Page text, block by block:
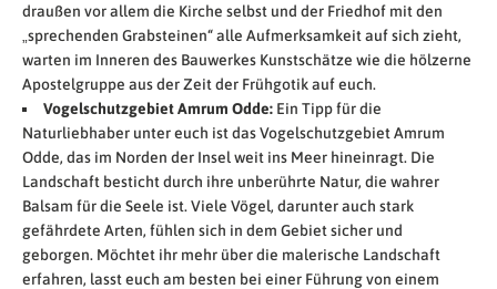
draußen vor allem die Kirche selbst und der Friedhof mit den
„sprechenden Grabsteinen“ alle Aufmerksamkeit auf sich zieht,
warten im Inneren des Bauwerkes Kunstschätze wie die hölzerne
Apostelgruppe aus der Zeit der Frühgotik auf euch.
Vogelschutzgebiet Amrum Odde: Ein Tipp für die
Naturliebhaber unter euch ist das Vogelschutzgebiet Amrum
Odde, das im Norden der Insel weit ins Meer hineinragt. Die
Landschaft besticht durch ihre unberührte Natur, die wahrer
Balsam für die Seele ist. Viele Vögel, darunter auch stark
gefährdete Arten, fühlen sich in dem Gebiet sicher und
geborgen. Möchtet ihr mehr über die malerische Landschaft
erfahren, lasst euch am besten bei einer Führung von einem